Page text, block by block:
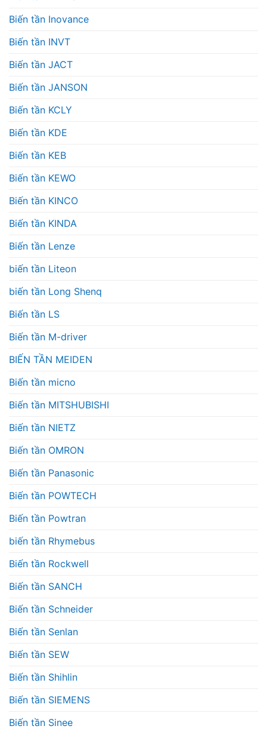
Biến tần Inovance
Biến tần INVT
Biến tần JACT
Biến tần JANSON
Biến tần KCLY
Biến tần KDE
Biến tần KEB
Biến tần KEWO
Biến tần KINCO
Biến tần KINDA
Biến tần Lenze
biến tần Liteon
biến tần Long Shenq
Biến tần LS
Biến tần M-driver
BIẾN TẦN MEIDEN
Biến tần micno
Biến tần MITSHUBISHI
Biến tần NIETZ
Biến tần OMRON
Biến tần Panasonic
Biến tần POWTECH
Biến tần Powtran
biến tần Rhymebus
Biến tần Rockwell
Biến tần SANCH
Biến tần Schneider
Biến tần Senlan
Biến tần SEW
Biến tần Shihlin
Biến tần SIEMENS
Biến tần Sinee